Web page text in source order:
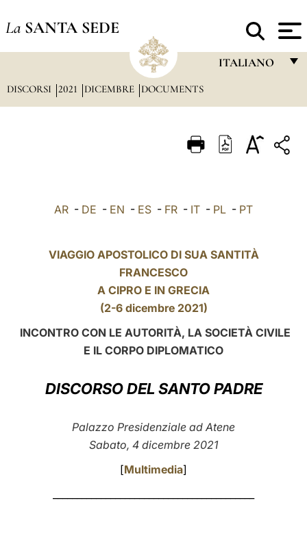
La SANTA SEDE
ITALIANO
ITALIANO
POLSKI
LATINE
DISCORSI 2021 DICEMBRE DOCUMENTS
AR - DE - EN - ES - FR - IT - PL - PT
VIAGGIO APOSTOLICO DI SUA SANTITÀ
FRANCESCO
A CIPRO E IN GRECIA
(2-6 dicembre 2021)
INCONTRO CON LE AUTORITÀ, LA SOCIETÀ CIVILE
E IL CORPO DIPLOMATICO
DISCORSO DEL SANTO PADRE
Palazzo Presidenziale ad Atene
Sabato, 4 dicembre 2021
[Multimedia]